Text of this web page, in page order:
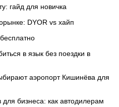
гайд для новичка
DYOR vs хайп
в язык без поездки в
аэропорт Кишинёва для
бизнеса: как автодилерам